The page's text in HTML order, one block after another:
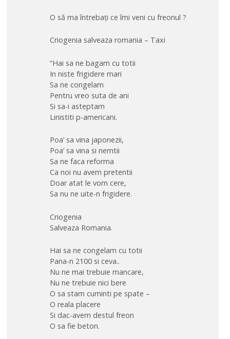
O să ma întrebați ce îmi veni cu freonul ?
Criogenia salveaza romania – Taxi
“Hai sa ne bagam cu totii
In niste frigidere mari
Sa ne congelam
Pentru vreo suta de ani
Si sa-i asteptam
Linistiti p-americani.
Poa’ sa vina japonezii,
Poa’ sa vina si nemtii
Sa ne faca reforma
Ca noi nu avem pretentii
Doar atat le vom cere,
Sa nu ne uite-n frigidere.
Criogenia
Salveaza Romania.
Hai sa ne congelam cu totii
Pana-n 2100 si ceva..
Nu ne mai trebuie mancare,
Nu ne trebuie nici bere
O sa stam cuminti pe spate –
O reala placere
Si dac-avem destul freon
O sa fie beton.